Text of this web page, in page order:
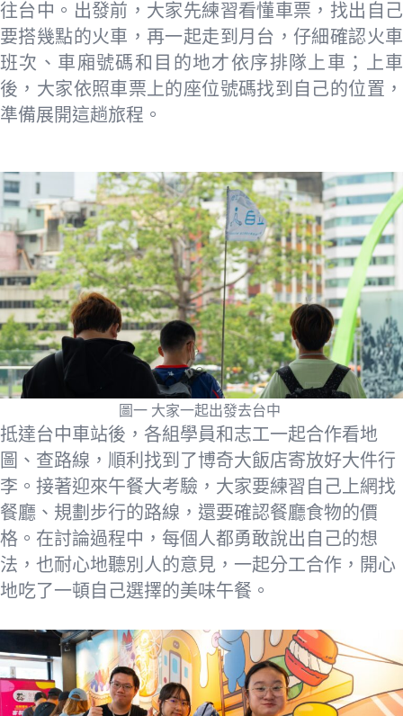
往台中。出發前，大家先練習看懂車票，找出自己
要搭幾點的火車，再一起走到月台，仔細確認火車
班次、車廂號碼和目的地才依序排隊上車；上車
後，大家依照車票上的座位號碼找到自己的位置，
準備展開這趟旅程。
圖一 大家一起出發去台中
抵達台中車站後，各組學員和志工一起合作看地
圖、查路線，順利找到了博奇大飯店寄放好大件行
李。接著迎來午餐大考驗，大家要練習自己上網找
餐廳、規劃步行的路線，還要確認餐廳食物的價
格。在討論過程中，每個人都勇敢說出自己的想
法，也耐心地聽別人的意見，一起分工合作，開心
地吃了一頓自己選擇的美味午餐。